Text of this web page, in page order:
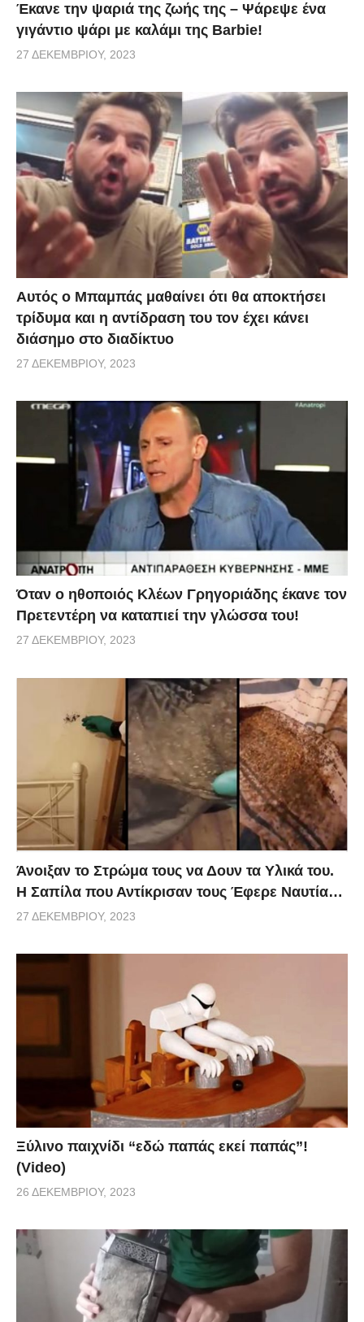
Έκανε την ψαριά της ζωής της – Ψάρεψε ένα
γιγάντιο ψάρι με καλάμι της Barbie!
27 ΔΕΚΕΜΒΡΊΟΥ, 2023
Αυτός ο Μπαμπάς μαθαίνει ότι θα αποκτήσει
τρίδυμα και η αντίδραση του τον έχει κάνει
διάσημο στο διαδίκτυο
27 ΔΕΚΕΜΒΡΊΟΥ, 2023
Όταν ο ηθοποιός Κλέων Γρηγοριάδης έκανε τον
Πρετεντέρη να καταπιεί την γλώσσα του!
27 ΔΕΚΕΜΒΡΊΟΥ, 2023
Άνοιξαν το Στρώμα τους να Δουν τα Υλικά του.
Η Σαπίλα που Αντίκρισαν τους Έφερε Ναυτία…
27 ΔΕΚΕΜΒΡΊΟΥ, 2023
Ξύλινο παιχνίδι “εδώ παπάς εκεί παπάς”!
(Video)
26 ΔΕΚΕΜΒΡΊΟΥ, 2023